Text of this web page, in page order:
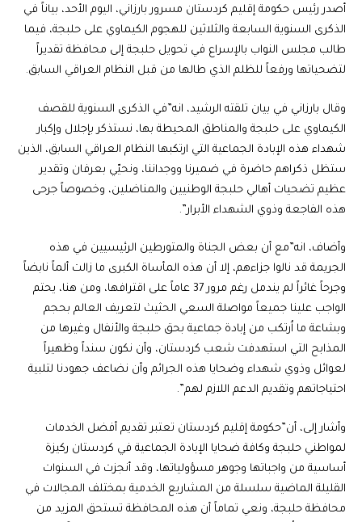
أصدر رئيس حكومة إقليم كردستان مسرور بارزاني، اليوم الأحد، بياناً في
الذكرى السنوية السابعة والثلاثين للهجوم الكيماوي على حلبجة، فيما
طالب مجلس النواب بالإسراع في تحويل حلبجة إلى محافظة تقديراً
لتضحياتها ورفعاً للظلم الذي طالها من قبل النظام العراقي السابق.
وقال بارزاني في بيان تلقته الرشيد، انه”في الذكرى السنوية للقصف
الكيماوي على حلبجة والمناطق المحيطة بها، نستذكر بإجلال وإكبار
شهداء هذه الإبادة الجماعية التي ارتكبها النظام العراقي السابق، الذين
ستظل ذكراهم حاضرة في ضميرنا ووجداننا، ونحيّي بعرفان وتقدير
عظيم تضحيات أهالي حلبجة الوطنيين والمناضلين، وخصوصاً جرحى
هذه الفاجعة وذوي الشهداء الأبرار”.
وأضاف، انه”مع أن بعض الجناة والمتورطين الرئيسيين في هذه
الجريمة قد نالوا جزاءهم، إلا أن هذه المأساة الكبرى ما زالت ألماً نابضاً
وجرحاً غائراً لم يندمل رغم مرور 37 عاماً على اقترافها، ومن هنا، يحتم
الواجب علينا جميعاً مواصلة السعي الحثيث لتعريف العالم بحجم
وبشاعة ما اُرتكب من إبادة جماعية بحق حلبجة والأنفال وغيرها من
المذابح التي استهدفت شعب كردستان، وأن نكون سنداً وظهيراً
لعوائل وذوي شهداء وضحايا هذه الجرائم وأن نضاعف جهودنا لتلبية
احتياجاتهم وتقديم الدعم اللازم لهم”.
وأشار إلى، أن”حكومة إقليم كردستان تعتبر تقديم أفضل الخدمات
لمواطني حلبجة وكافة ضحايا الإبادة الجماعية في كردستان ركيزة
أساسية من واجباتها وجوهر مسؤولياتها، وقد أنجزت في السنوات
القليلة الماضية سلسلة من المشاريع الخدمية بمختلف المجالات في
محافظة حلبجة، ونعي تماماً أن هذه المحافظة تستحق المزيد من